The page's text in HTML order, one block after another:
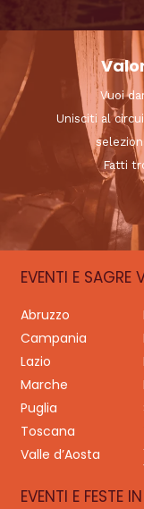
Vuoi
Unisciti al
Fatti
EVENTI E SAGRE
Abruzzo
Campania
Lazio
Marche
Puglia
Toscana
Valle d’Aosta
EVENTI E FESTE